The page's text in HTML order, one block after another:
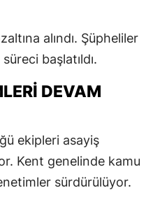
alındı. Şüpheliler
başlatıldı.
DEVAM
ekipleri asayiş
Kent genelinde kamu
sürdürülüyor.